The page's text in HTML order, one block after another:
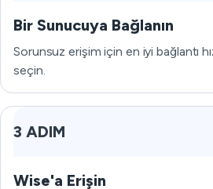
Bir Sunucuya Bağlanın
Sorunsuz erişim için en iyi bağlantı
seçin.
3 ADIM
Wise'a Erişin